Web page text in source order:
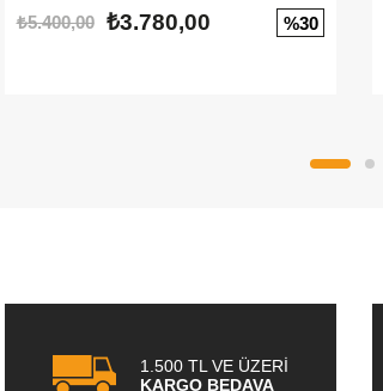
₺5.400,00
₺3.780,00 %30
1.500 TL VE ÜZERİ
KARGO BEDAVA